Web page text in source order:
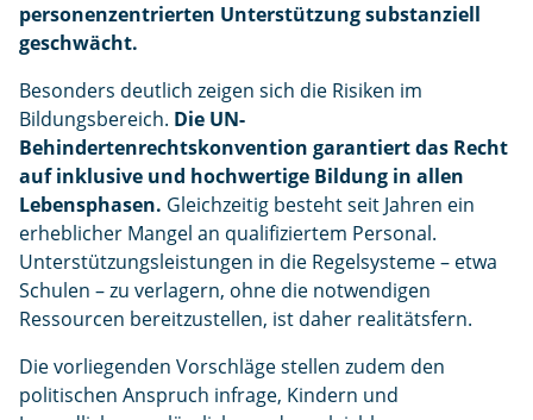
personenzentrierten Unterstützung substanziell
geschwächt.
Besonders deutlich zeigen sich die Risiken im
Bildungsbereich. Die UN-
Behindertenrechtskonvention garantiert das Recht
auf inklusive und hochwertige Bildung in allen
Lebensphasen. Gleichzeitig besteht seit Jahren ein
erheblicher Mangel an qualifiziertem Personal.
Unterstützungsleistungen in die Regelsysteme – etwa
Schulen – zu verlagern, ohne die notwendigen
Ressourcen bereitzustellen, ist daher realitätsfern.
Die vorliegenden Vorschläge stellen zudem den
politischen Anspruch infrage, Kindern und